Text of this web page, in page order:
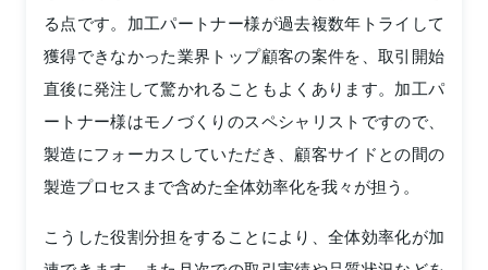
る点です。加工パートナー様が過去複数年トライして
獲得できなかった業界トップ顧客の案件を、取引開始
直後に発注して驚かれることもよくあります。加工パ
ートナー様はモノづくりのスペシャリストですので、
製造にフォーカスしていただき、顧客サイドとの間の
製造プロセスまで含めた全体効率化を我々が担う。
こうした役割分担をすることにより、全体効率化が加